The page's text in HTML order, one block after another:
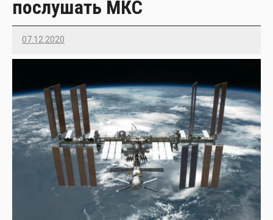
послушать МКС
07.12.2020
Imatvey